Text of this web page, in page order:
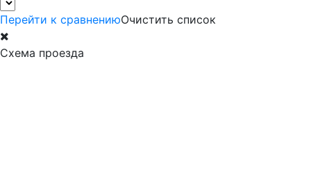
Перейти к сравнениюОчистить список
Схема проезда